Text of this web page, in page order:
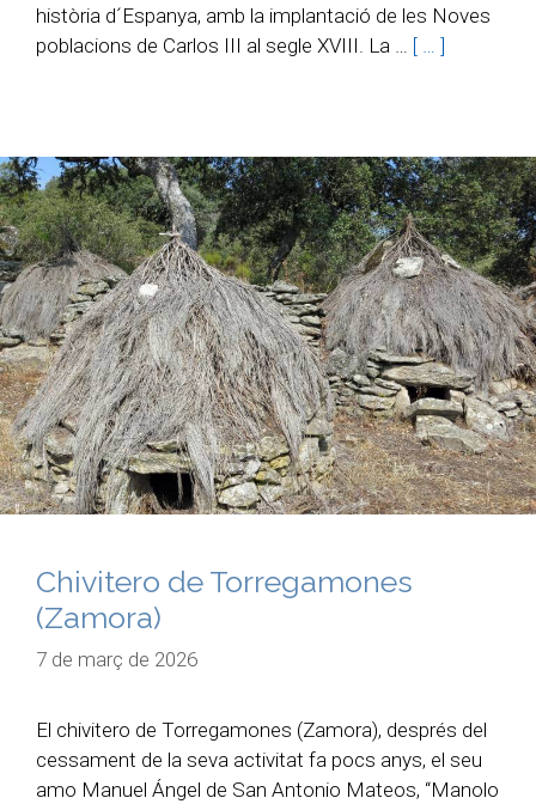
història d´Espanya, amb la implantació de les Noves
poblacions de Carlos III al segle XVIII. La … [ … ]
Chivitero de Torregamones
(Zamora)
7 de març de 2026
El chivitero de Torregamones (Zamora), després del
cessament de la seva activitat fa pocs anys, el seu
amo Manuel Ángel de San Antonio Mateos, “Manolo